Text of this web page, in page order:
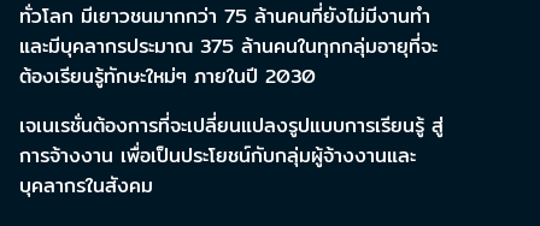
ทั่วโลก มีเยาวชนมากกว่า 75 ล้านคนที่ยังไม่มีงานทำ
และมีบุคลากรประมาณ 375 ล้านคนในทุกกลุ่มอายุที่จะ
ต้องเรียนรู้ทักษะใหม่ๆ ภายในปี 2030
เจเนเรชั่นต้องการที่จะเปลี่ยนแปลงรูปแบบการเรียนรู้ สู่
การจ้างงาน เพื่อเป็นประโยชน์กับกลุ่มผู้จ้างงานและ
บุคลากรในสังคม